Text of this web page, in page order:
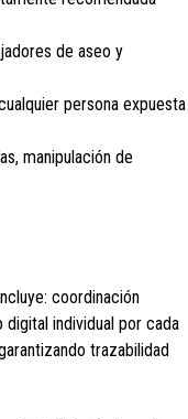
de aseo y
persona expuesta
manipulación de
coordinación
individual por cada
trazabilidad